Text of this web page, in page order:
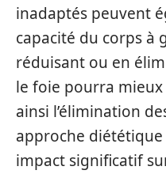
inadaptés peuvent
capacité du corps à
réduisant ou en
le foie pourra
ainsi l’élimination
approche
impact significatif